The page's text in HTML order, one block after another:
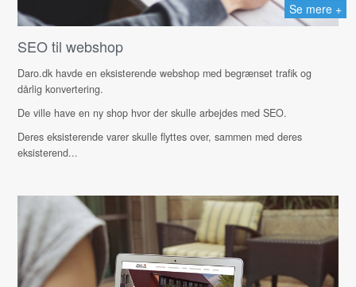
Se mere +
SEO til webshop
Daro.dk havde en eksisterende webshop med begrænset trafik og
dårlig konvertering.
De ville have en ny shop hvor der skulle arbejdes med SEO.
Deres eksisterende varer skulle flyttes over, sammen med deres
eksisterend...